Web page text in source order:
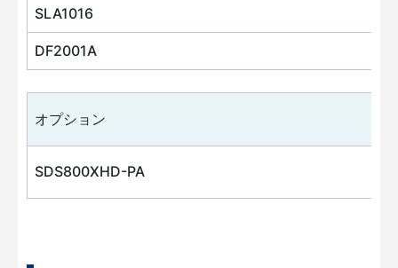
SLA1016
DF2001A
オプション
SDS800XHD-PA